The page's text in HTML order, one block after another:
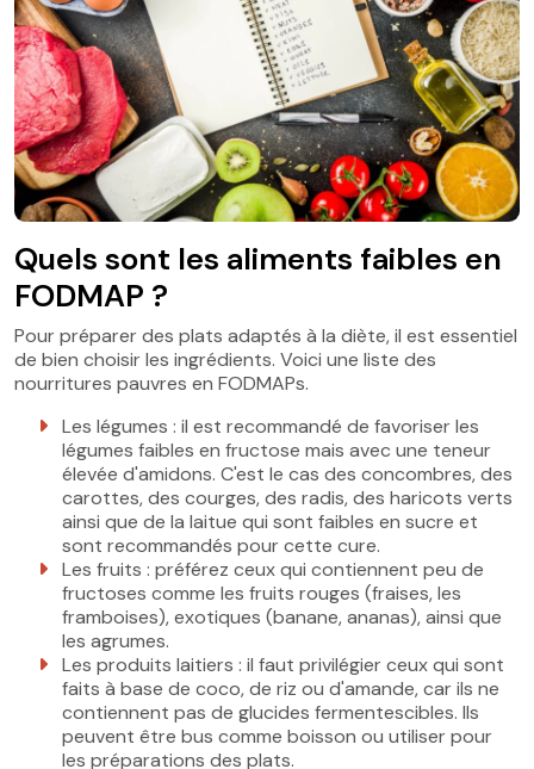
Quels sont les aliments faibles en
FODMAP ?
Pour préparer des plats adaptés à la diète, il est essentiel
de bien choisir les ingrédients. Voici une liste des
nourritures pauvres en FODMAPs.
Les légumes : il est recommandé de favoriser les
légumes faibles en fructose mais avec une teneur
élevée d'amidons. C'est le cas des concombres, des
carottes, des courges, des radis, des haricots verts
ainsi que de la laitue qui sont faibles en sucre et
sont recommandés pour cette cure.
Les fruits : préférez ceux qui contiennent peu de
fructoses comme les fruits rouges (fraises, les
framboises), exotiques (banane, ananas), ainsi que
les agrumes.
Les produits laitiers : il faut privilégier ceux qui sont
faits à base de coco, de riz ou d'amande, car ils ne
contiennent pas de glucides fermentescibles. Ils
peuvent être bus comme boisson ou utiliser pour
les préparations des plats.